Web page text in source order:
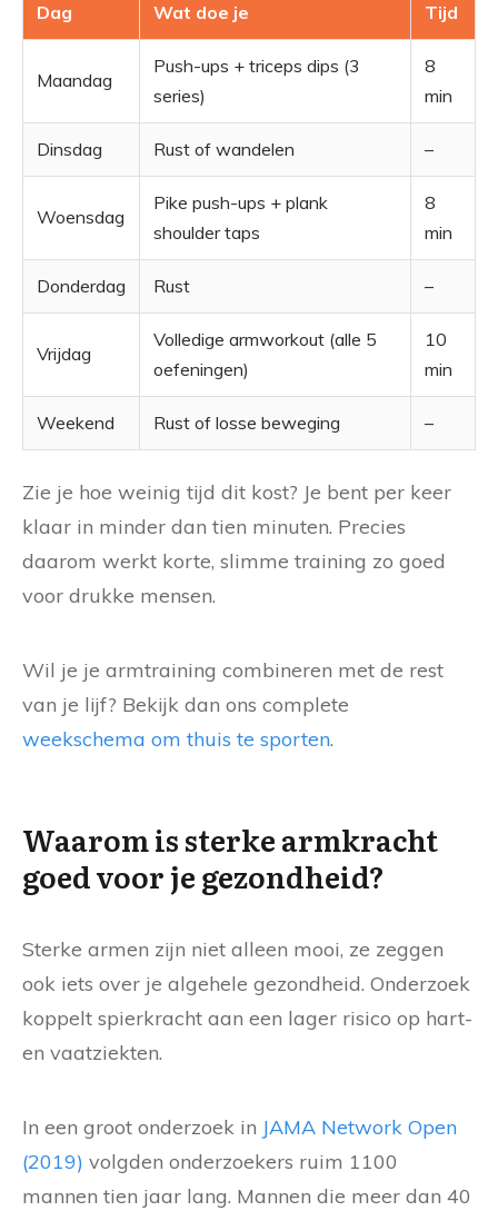
Dag Wat doe je Tijd
Maandag
Push-ups + triceps dips (3
series)
8
min
Dinsdag Rust of wandelen –
Woensdag
Pike push-ups + plank
shoulder taps
8
min
Donderdag Rust –
Vrijdag
Volledige armworkout (alle 5
oefeningen)
10
min
Weekend Rust of losse beweging –
Zie je hoe weinig tijd dit kost? Je bent per keer
klaar in minder dan tien minuten. Precies
daarom werkt korte, slimme training zo goed
voor drukke mensen.
Wil je je armtraining combineren met de rest
van je lijf? Bekijk dan ons complete
weekschema om thuis te sporten.
Waarom is sterke armkracht
goed voor je gezondheid?
Sterke armen zijn niet alleen mooi, ze zeggen
ook iets over je algehele gezondheid. Onderzoek
koppelt spierkracht aan een lager risico op hart-
en vaatziekten.
In een groot onderzoek in JAMA Network Open
(2019) volgden onderzoekers ruim 1100
mannen tien jaar lang. Mannen die meer dan 40